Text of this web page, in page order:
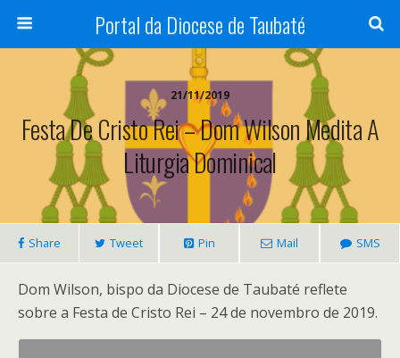
Portal da Diocese de Taubaté
21/11/2019
Festa De Cristo Rei – Dom Wilson Medita A
Liturgia Dominical
Share Tweet Pin Mail SMS
Dom Wilson, bispo da Diocese de Taubaté reflete
sobre a Festa de Cristo Rei – 24 de novembro de 2019.